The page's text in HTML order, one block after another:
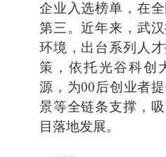
企业入选榜单，在
第三。近年来，武
环境，出台系列人
策，依托光谷科创
源，为00后创业者
景等全链条支撑，
目落地发展。